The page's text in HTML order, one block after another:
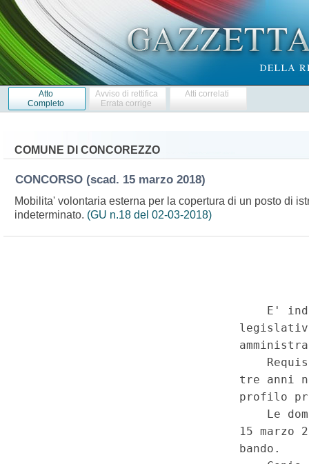
Atto
Completo
Avviso di rettifica
Errata corrige
Atti correlati
COMUNE DI CONCOREZZO
CONCORSO (scad. 15 marzo 2018)
Mobilita' volontaria esterna per la copertura di un posto di
indeterminato. (GU n.18 del 02-03-2018)